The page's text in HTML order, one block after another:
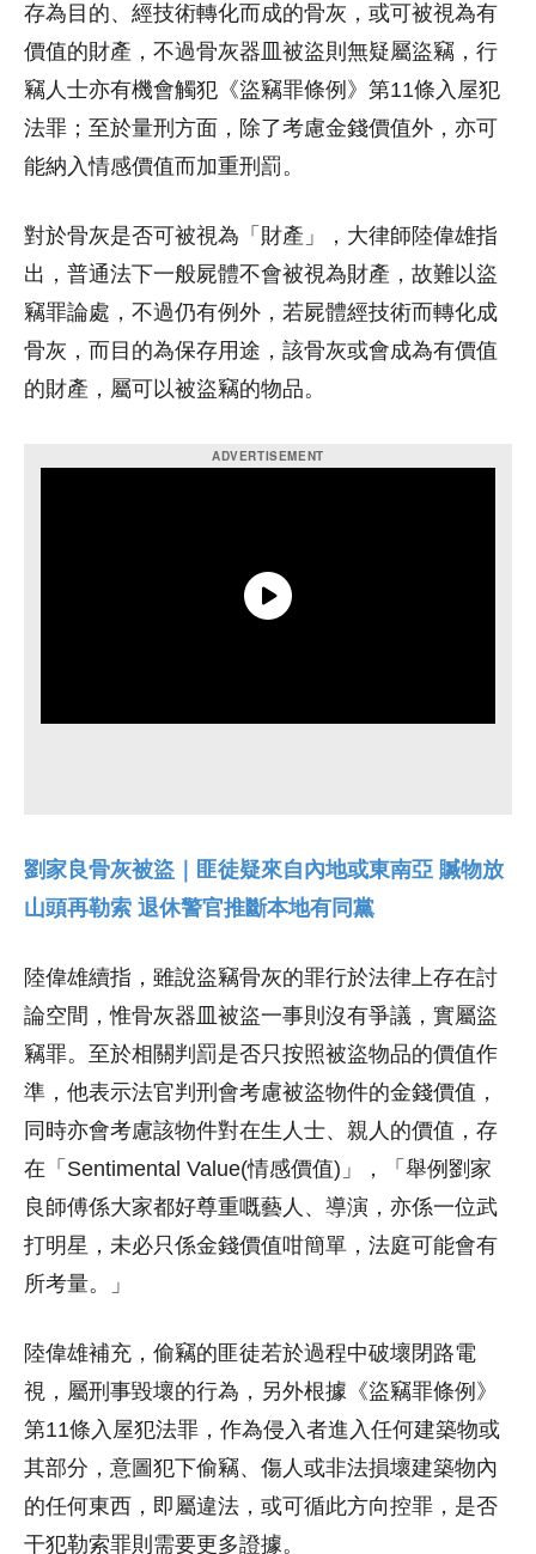
存為目的、經技術轉化而成的骨灰，或可被視為有
價值的財產，不過骨灰器皿被盜則無疑屬盜竊，行
竊人士亦有機會觸犯《盜竊罪條例》第11條入屋犯
法罪；至於量刑方面，除了考慮金錢價值外，亦可
能納入情感價值而加重刑罰。
對於骨灰是否可被視為「財產」，大律師陸偉雄指
出，普通法下一般屍體不會被視為財產，故難以盜
竊罪論處，不過仍有例外，若屍體經技術而轉化成
骨灰，而目的為保存用途，該骨灰或會成為有價值
的財產，屬可以被盜竊的物品。
劉家良骨灰被盜｜匪徒疑來自內地或東南亞 贓物放
山頭再勒索 退休警官推斷本地有同黨
陸偉雄續指，雖說盜竊骨灰的罪行於法律上存在討
論空間，惟骨灰器皿被盜一事則沒有爭議，實屬盜
竊罪。至於相關判罰是否只按照被盜物品的價值作
準，他表示法官判刑會考慮被盜物件的金錢價值，
同時亦會考慮該物件對在生人士、親人的價值，存
在「Sentimental Value(情感價值)」，「舉例劉家
良師傅係大家都好尊重嘅藝人、導演，亦係一位武
打明星，未必只係金錢價值咁簡單，法庭可能會有
所考量。」
陸偉雄補充，偷竊的匪徒若於過程中破壞閉路電
視，屬刑事毀壞的行為，另外根據《盜竊罪條例》
第11條入屋犯法罪，作為侵入者進入任何建築物或
其部分，意圖犯下偷竊、傷人或非法損壞建築物內
的任何東西，即屬違法，或可循此方向控罪，是否
干犯勒索罪則需要更多證據。